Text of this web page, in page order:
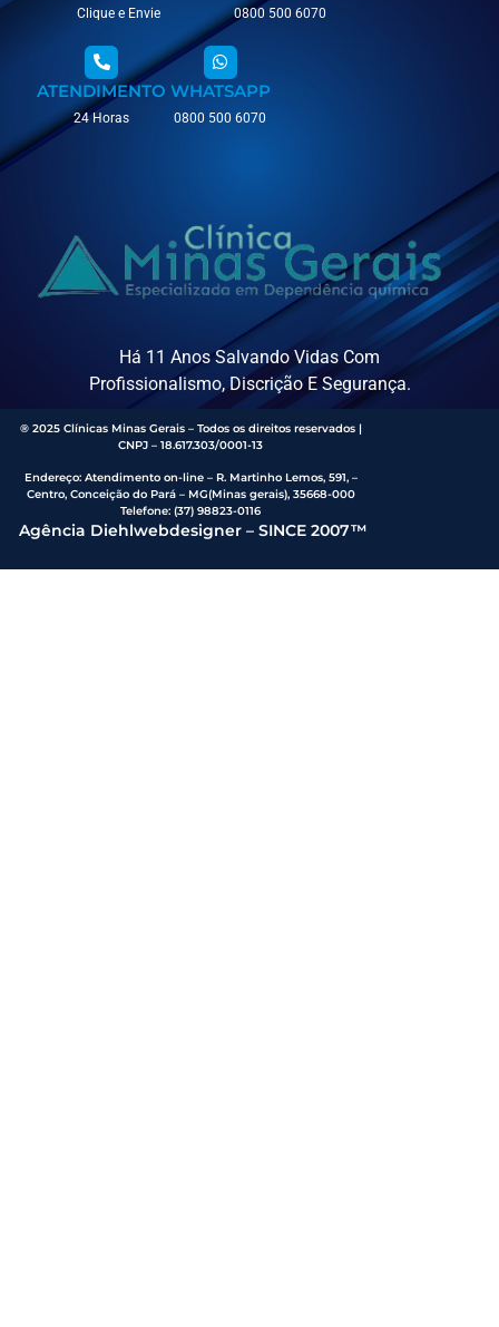
Clique e Envie 0800 500 6070
ATENDIMENTO
24 Horas
WHATSAPP
0800 500 6070
Há 11 Anos Salvando Vidas Com
Profissionalismo, Discrição E Segurança.
® 2025 Clínicas Minas Gerais – Todos os direitos reservados |
CNPJ – 18.617.303/0001-13
Endereço: Atendimento on-line – R. Martinho Lemos, 591, –
Centro, Conceição do Pará – MG(Minas gerais), 35668-000
Telefone:(37) 98823-0116
Agência Diehlwebdesigner – SINCE 2007™